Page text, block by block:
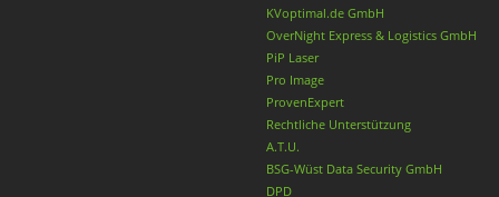
KVoptimal.de GmbH
OverNight Express & Logistics GmbH
PiP Laser
Pro Image
ProvenExpert
Rechtliche Unterstützung
A.T.U.
BSG-Wüst Data Security GmbH
DPD